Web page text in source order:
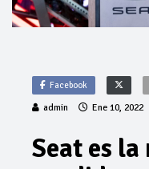
Facebook
admin Ene 10, 2022
Seat es la